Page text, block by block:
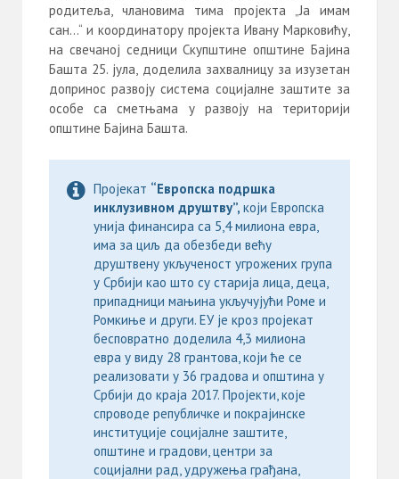
родитеља, члановима тима пројекта „Ја имам
сан…“ и координатору пројекта Ивану Марковићу,
на свечаној седници Скупштине општине Бајина
Башта 25. јула, доделила захвалницу за изузетан
допринос развоју система социјалне заштите за
особе са сметњама у развоју на територији
општине Бајина Башта.
Пројекат “Европска подршка
инклузивном друштву”, који Европска
унија финансира са 5,4 милиона евра,
има за циљ да обезбеди већу
друштвену укљученост угрожених група
у Србији као што су старија лица, деца,
припадници мањина укључујући Роме и
Ромкиње и други. ЕУ је кроз пројекат
бесповратно доделила 4,3 милиона
евра у виду 28 грантова, који ће се
реализовати у 36 градова и општина у
Србији до краја 2017. Пројекти, које
спроводе републичке и покрајинске
институције социјалне заштите,
општине и градови, центри за
социјални рад, удружења грађана,